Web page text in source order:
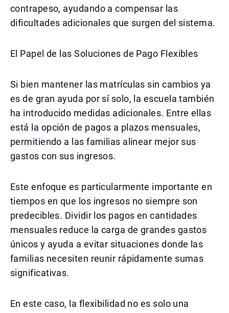
contrapeso, ayudando a compensar las
dificultades adicionales que surgen del sistema.
El Papel de las Soluciones de Pago Flexibles
Si bien mantener las matrículas sin cambios ya
es de gran ayuda por sí solo, la escuela también
ha introducido medidas adicionales. Entre ellas
está la opción de pagos a plazos mensuales,
permitiendo a las familias alinear mejor sus
gastos con sus ingresos.
Este enfoque es particularmente importante en
tiempos en que los ingresos no siempre son
predecibles. Dividir los pagos en cantidades
mensuales reduce la carga de grandes gastos
únicos y ayuda a evitar situaciones donde las
familias necesiten reunir rápidamente sumas
significativas.
En este caso, la flexibilidad no es solo una